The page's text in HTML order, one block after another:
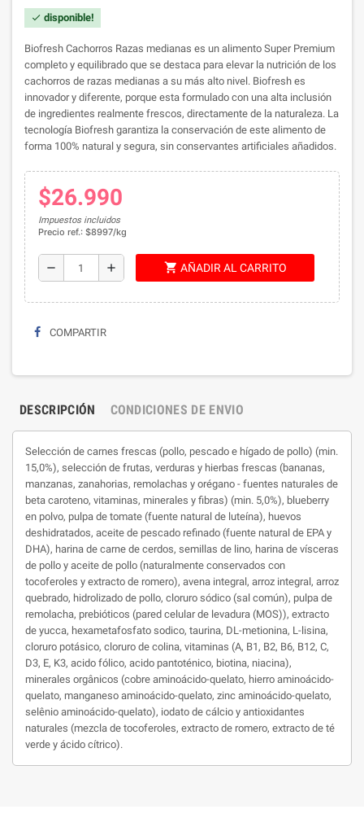
check disponible!
Biofresh Cachorros Razas medianas es un alimento Super Premium
completo y equilibrado que se destaca para elevar la nutrición de los
cachorros de razas medianas a su más alto nivel. Biofresh es
innovador y diferente, porque esta formulado con una alta inclusión
de ingredientes realmente frescos, directamente de la naturaleza. La
tecnología Biofresh garantiza la conservación de este alimento de
forma 100% natural y segura, sin conservantes artificiales añadidos.
$26.990
Impuestos incluidos
Precio ref.: $8997/kg
remove add shopping_cart AÑADIR AL CARRITO
COMPARTIR
DESCRIPCIÓN CONDICIONES DE ENVIO
Selección de carnes frescas (pollo, pescado e hígado de pollo) (min.
15,0%), selección de frutas, verduras y hierbas frescas (bananas,
manzanas, zanahorias, remolachas y orégano - fuentes naturales de
beta caroteno, vitaminas, minerales y fibras) (min. 5,0%), blueberry
en polvo, pulpa de tomate (fuente natural de luteína), huevos
deshidratados, aceite de pescado refinado (fuente natural de EPA y
DHA), harina de carne de cerdos, semillas de lino, harina de vísceras
de pollo y aceite de pollo (naturalmente conservados con
tocoferoles y extracto de romero), avena integral, arroz integral, arroz
quebrado, hidrolizado de pollo, cloruro sódico (sal común), pulpa de
remolacha, prebióticos (pared celular de levadura (MOS)), extracto
de yucca, hexametafosfato sodico, taurina, DL-metionina, L-lisina,
cloruro potásico, cloruro de colina, vitaminas (A, B1, B2, B6, B12, C,
D3, E, K3, acido fólico, acido pantoténico, biotina, niacina),
minerales orgânicos (cobre aminoácido-quelato, hierro aminoácido-
quelato, manganeso aminoácido-quelato, zinc aminoácido-quelato,
selênio aminoácido-quelato), iodato de cálcio y antioxidantes
naturales (mezcla de tocoferoles, extracto de romero, extracto de té
verde y ácido cítrico).